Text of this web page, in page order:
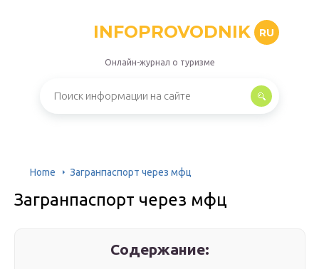
INFOPROVODNIK RU
Онлайн-журнал о туризме
Home Загранпаспорт через мфц
Загранпаспорт через мфц
Содержание: